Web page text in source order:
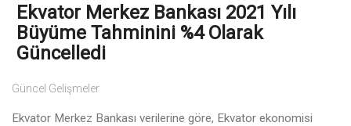
Ekvator Merkez Bankası 2021 Yılı
Büyüme Tahminini %4 Olarak
Güncelledi
Güncel Gelişmeler
Ekvator Merkez Bankası verilerine göre, Ekvator ekonomisi